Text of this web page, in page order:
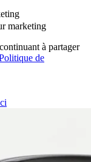
marketing
à partager
de